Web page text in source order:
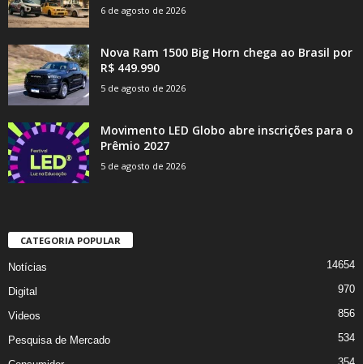
6 de agosto de 2026
Nova Ram 1500 Big Horn chega ao Brasil por
R$ 449.990
5 de agosto de 2026
Movimento LED Globo abre inscrições para o
Prêmio 2027
5 de agosto de 2026
CATEGORIA POPULAR
Notícias 14654
Digital 970
Videos 856
Pesquisa de Mercado 534